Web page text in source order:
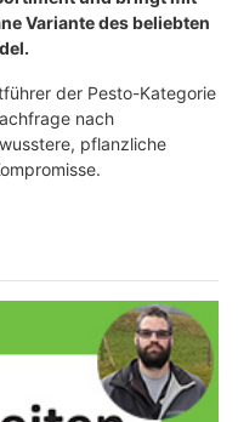
Variante des beliebten
der Pesto-Kategorie
nach
pflanzliche